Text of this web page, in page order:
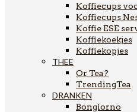
Koffiecups
Koffiecups
Koffie ESE
Koffiekoekjes
Koffiekopjes
THEE
Or Tea?
TrendingTea
DRANKEN
Bongiorno